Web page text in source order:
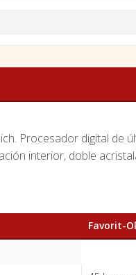
Procesador digital de
interior, doble
Favorit-